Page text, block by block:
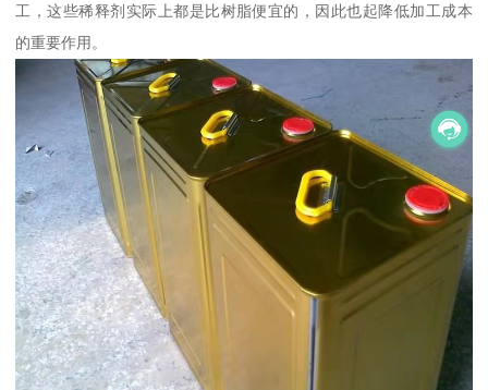
工，这些稀释剂实际上都是比树脂便宜的，因此也起降低加工成本
的重要作用。